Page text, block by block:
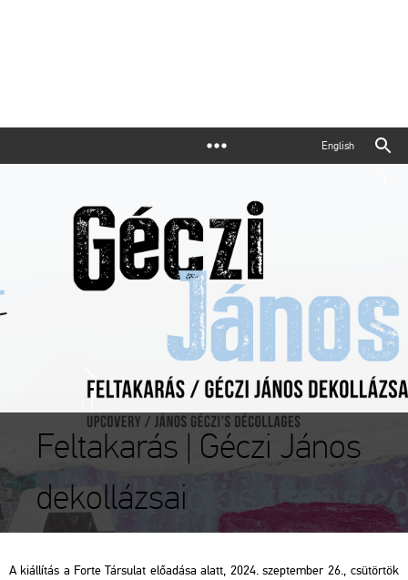
English
Feltakarás | Géczi János
dekollázsai
A ki­ál­lí­tás a Forte Tár­su­lat elő­adá­sa alatt, 2024. szep­tem­ber 26., csü­tör­tök